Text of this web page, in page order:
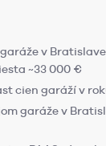
v Bratislave
~33 000 €
cien garáží v
garáže v